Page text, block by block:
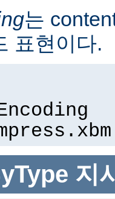
는
표현이다.
지